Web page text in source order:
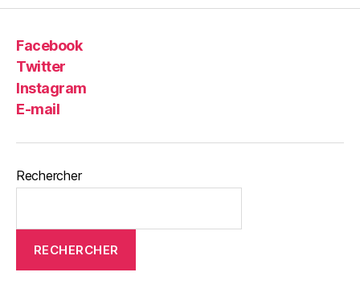
Facebook
Twitter
Instagram
E-mail
Rechercher
RECHERCHER